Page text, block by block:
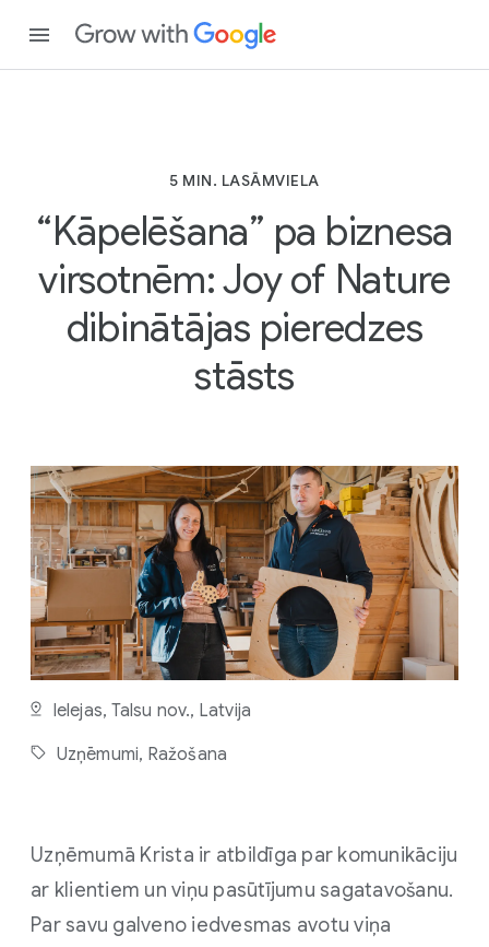
5 MIN. LASĀMVIELA
“Kāpelēšana” pa biznesa
virsotnēm: Joy of Nature
dibinātājas pieredzes
stāsts
N
.
L
A
S
Ā
M
V
I
E
L
A
Ielejas, Talsu nov., Latvija
Uzņēmumi, Ražošana
Uzņēmumā Krista ir atbildīga par komunikāciju
ar klientiem un viņu pasūtījumu sagatavošanu.
Par savu galveno iedvesmas avotu viņa